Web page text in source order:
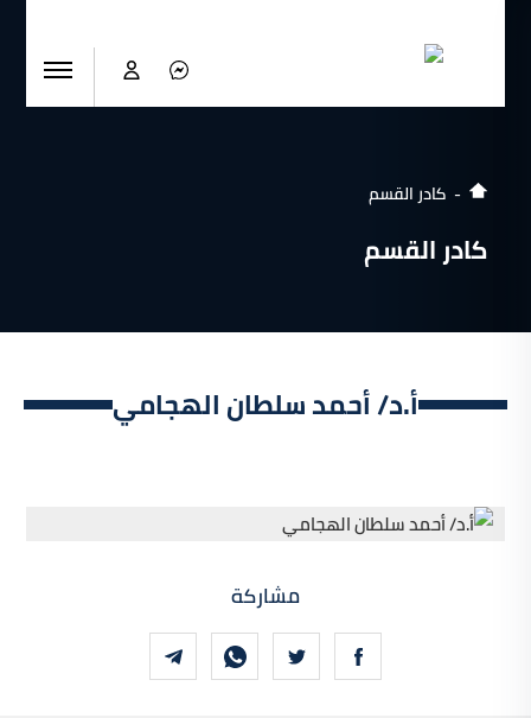
كادر القسم
كادر القسم
أ.د/ أحمد سلطان الهجامي
مشاركة